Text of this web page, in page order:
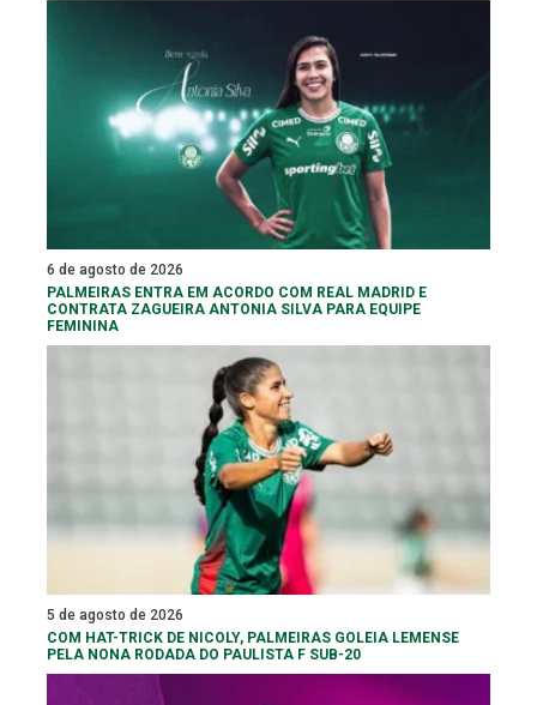
6 de agosto de 2026
PALMEIRAS ENTRA EM ACORDO COM REAL MADRID E
CONTRATA ZAGUEIRA ANTONIA SILVA PARA EQUIPE
FEMININA
5 de agosto de 2026
COM HAT-TRICK DE NICOLY, PALMEIRAS GOLEIA LEMENSE
PELA NONA RODADA DO PAULISTA F SUB-20